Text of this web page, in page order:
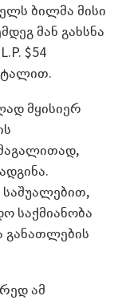
ბილმა მისი
მან გახსნა
$54
მყისიერ
საქმიანობა
განათლების
ამ